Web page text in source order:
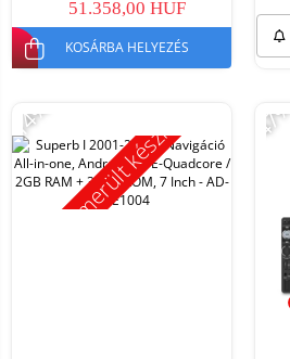
51.358,00 HUF
KOSÁRBA HELYEZÉS
Kimerült készlet
-14% -47%